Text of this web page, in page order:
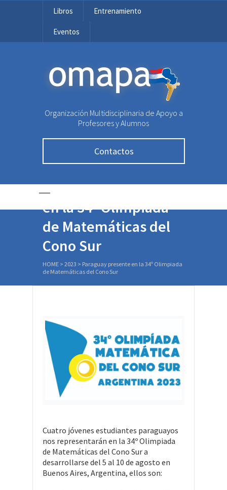
Libros Entrenamiento
Eventos
OMAPA
Organización Multidisciplinaria de Apoyo a
Profesores y Alumnos
Contactos
Paraguay presente
en la 34º Olimpiada
de Matemáticas del
Cono Sur
HOME > 2023 > Paraguay presente en la 34º Olimpiada
de Matemáticas del Cono Sur
Cuatro jóvenes estudiantes paraguayos
nos representarán en la 34º Olimpiada
de Matemáticas del Cono Sur a
desarrollarse del 5 al 10 de agosto en
Buenos Aires, Argentina, ellos son: